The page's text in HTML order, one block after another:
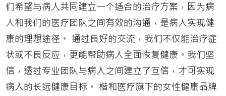
们希望与病人共同建立一个适合的治疗方案，因为病
人和我们的医疗团队之间有效的沟通，是病人实现健
康的理想途径。 通过良好的交流，我们不仅能治疗症
状或不良反应，更能帮助病人全面恢复健康。我们坚
信，透过专业团队与病人之间建立了互信，才可实现
病人的长远健康目标。 楷和医疗旗下的女性健康品牌